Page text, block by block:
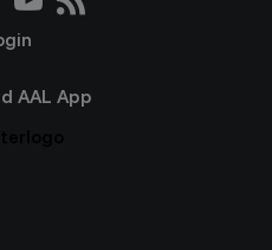
AAL App